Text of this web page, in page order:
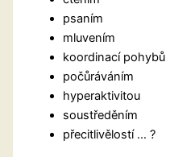
psaním
mluvením
koordinací pohybů
počůráváním
hyperaktivitou
soustředěním
přecitlivělostí … ?